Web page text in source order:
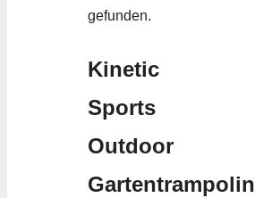
gefunden.
Kinetic
Sports
Outdoor
Gartentrampolin